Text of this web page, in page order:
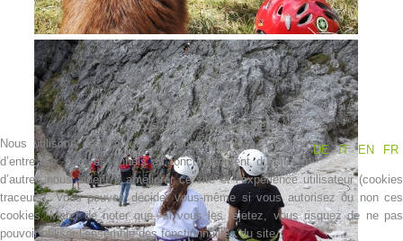
Contakt
NEWS
Nous utilisons des cookies
DE
IT EN FR
Nous utilisons des cookies sur notre site web. Certains
d’entre eux sont essentiels au fonctionnement du site et
d’autres nous aident à améliorer ce site et l’expérience utilisateur (cookies
traceurs). Vous pouvez décider vous-même si vous autorisez ou non ces
cookies. Merci de noter que, si vous les rejetez, vous risquez de ne pas
pouvoir utiliser l’ensemble des fonctionnalités du site.